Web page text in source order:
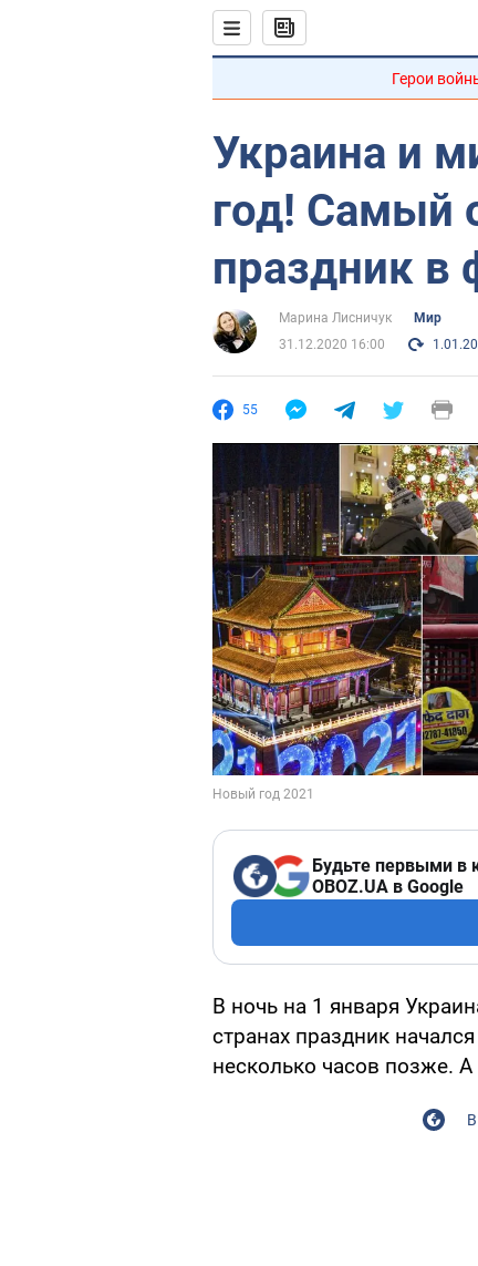
Герои
Украина и
год! Самый
праздник в
Марина Лисничук
Мир
31.12.2020 16:00
55
Будьте первыми в
OBOZ.UA в Google
В ночь на 1 января
странах праздник
несколько часов позже. А